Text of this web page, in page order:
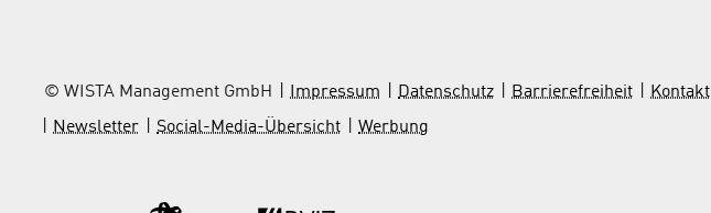
© WISTA Management GmbH Impressum Datenschutz Barrierefreiheit Kontakt
Newsletter
Social-Media-Übersicht Werbung